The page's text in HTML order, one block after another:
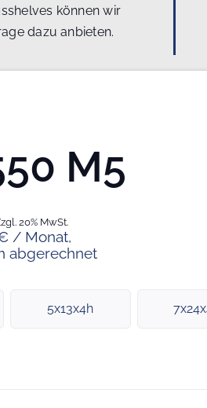
können wir
dazu anbieten.
M5
/ Monat,
abgerechnet
20% MwSt.
5x13x4h